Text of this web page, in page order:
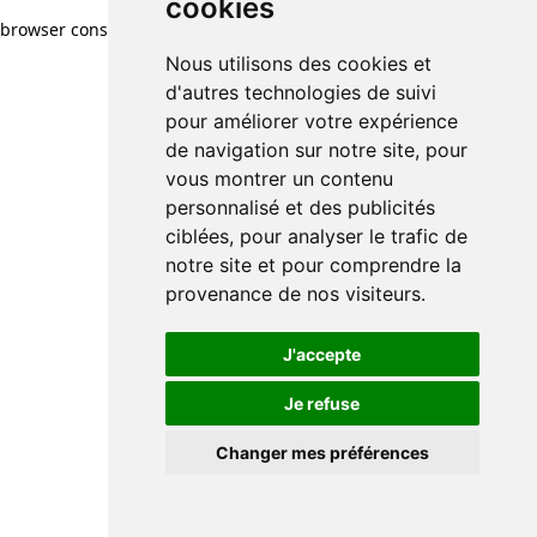
cookies
Nous utilisons des cookies et
d'autres technologies de suivi
pour améliorer votre expérience
de navigation sur notre site, pour
vous montrer un contenu
personnalisé et des publicités
ciblées, pour analyser le trafic de
notre site et pour comprendre la
provenance de nos visiteurs.
J'accepte
Je refuse
Changer mes préférences
browser console for more information)